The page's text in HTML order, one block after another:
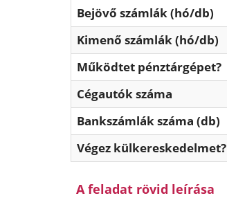
Bejövő számlák (hó/db)
Kimenő számlák (hó/db)
Működtet pénztárgépet?
Cégautók száma
Bankszámlák száma (db)
Végez külkereskedelmet?
A feladat rövid leírása